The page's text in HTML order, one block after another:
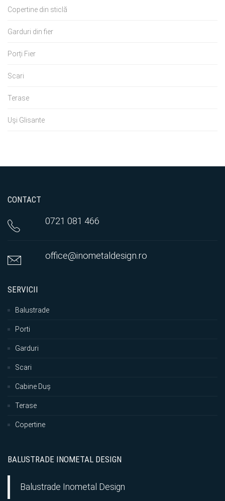
Copertine din sticlă
Garduri din fier
Porți Fier
Scari
Terase
Uși Glisante
CONTACT
0721 081 466
office@inometaldesign.ro
SERVICII
Balustrade
Porti
Garduri
Scari
Cabine Duș
Terase
Copertine
BALUSTRADE INOMETAL DESIGN
Balustrade Inometal Design